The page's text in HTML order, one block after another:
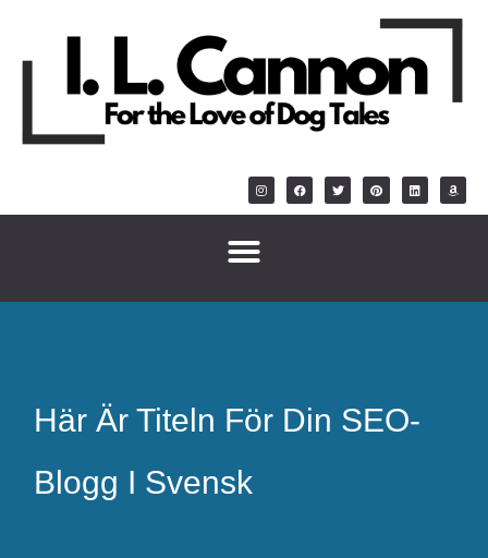
Här Är Titeln För Din SEO-
Blogg I Svensk